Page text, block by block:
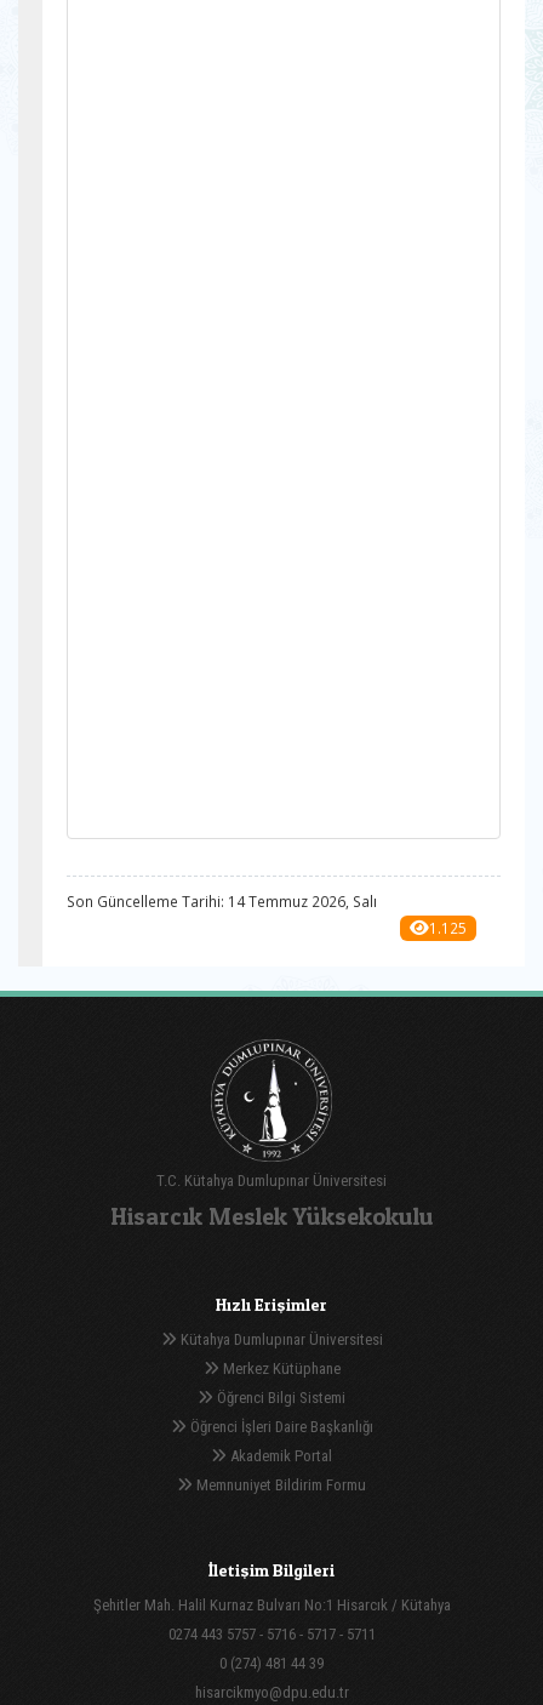
Son Güncelleme Tarihi: 14 Temmuz 2026, Salı
1.125
T.C. Kütahya Dumlupınar Üniversitesi
Hisarcık Meslek Yüksekokulu
Hızlı Erişimler
Kütahya Dumlupınar Üniversitesi
Merkez Kütüphane
Öğrenci Bilgi Sistemi
Öğrenci İşleri Daire Başkanlığı
Akademik Portal
Memnuniyet Bildirim Formu
İletişim Bilgileri
Şehitler Mah. Halil Kurnaz Bulvarı No:1 Hisarcık / Kütahya
0274 443 5757 - 5716 - 5717 - 5711
0 (274) 481 44 39
hisarcikmyo@dpu.edu.tr